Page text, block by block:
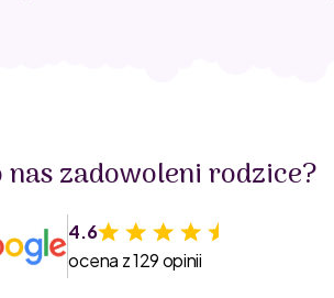
nas zadowoleni rodzice?
4.6
ocena z 129 opinii